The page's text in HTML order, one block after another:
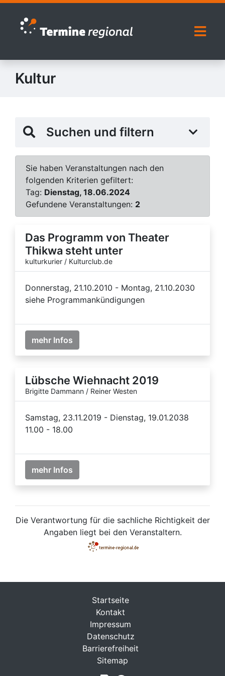
Zur Navigation springen
Zum Inhalt springen
Kultur
Suchen und filtern
Sie haben Veranstaltungen nach den
folgenden Kriterien gefiltert:
Tag: Dienstag, 18.06.2024
Gefundene Veranstaltungen: 2
Das Programm von Theater
Thikwa steht unter
kulturkurier / Kulturclub.de
Donnerstag, 21.10.2010 - Montag, 21.10.2030
siehe Programmankündigungen
mehr Infos
Lübsche Wiehnacht 2019
Brigitte Dammann / Reiner Westen
Samstag, 23.11.2019 - Dienstag, 19.01.2038
11.00 - 18.00
mehr Infos
Die Verantwortung für die sachliche Richtigkeit der
Angaben liegt bei den Veranstaltern.
Startseite
Kontakt
Impressum
Datenschutz
Barrierefreiheit
Sitemap